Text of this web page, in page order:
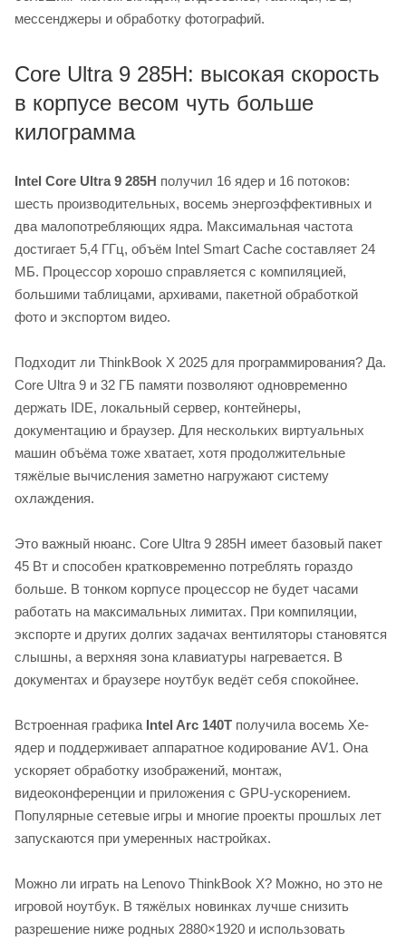
мессенджеры и обработку фотографий.
Core Ultra 9 285H: высокая скорость
в корпусе весом чуть больше
килограмма
Intel Core Ultra 9 285H получил 16 ядер и 16 потоков:
шесть производительных, восемь энергоэффективных и
два малопотребляющих ядра. Максимальная частота
достигает 5,4 ГГц, объём Intel Smart Cache составляет 24
МБ. Процессор хорошо справляется с компиляцией,
большими таблицами, архивами, пакетной обработкой
фото и экспортом видео.
Подходит ли ThinkBook X 2025 для программирования? Да.
Core Ultra 9 и 32 ГБ памяти позволяют одновременно
держать IDE, локальный сервер, контейнеры,
документацию и браузер. Для нескольких виртуальных
машин объёма тоже хватает, хотя продолжительные
тяжёлые вычисления заметно нагружают систему
охлаждения.
Это важный нюанс. Core Ultra 9 285H имеет базовый пакет
45 Вт и способен кратковременно потреблять гораздо
больше. В тонком корпусе процессор не будет часами
работать на максимальных лимитах. При компиляции,
экспорте и других долгих задачах вентиляторы становятся
слышны, а верхняя зона клавиатуры нагревается. В
документах и браузере ноутбук ведёт себя спокойнее.
Встроенная графика Intel Arc 140T получила восемь Xe-
ядер и поддерживает аппаратное кодирование AV1. Она
ускоряет обработку изображений, монтаж,
видеоконференции и приложения с GPU-ускорением.
Популярные сетевые игры и многие проекты прошлых лет
запускаются при умеренных настройках.
Можно ли играть на Lenovo ThinkBook X? Можно, но это не
игровой ноутбук. В тяжёлых новинках лучше снизить
разрешение ниже родных 2880×1920 и использовать